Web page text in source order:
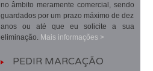
no âmbito meramente comercial, sendo
guardados por um prazo máximo de dez
anos ou até que eu solicite a sua
eliminação. Mais informações >